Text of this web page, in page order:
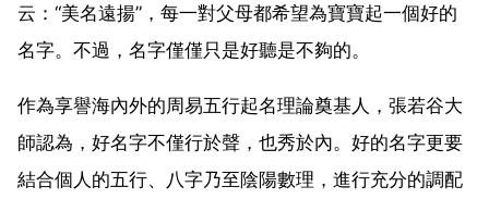
云：“美名遠揚”，每一對父母都希望為寶寶起一個好的
名字。不過，名字僅僅只是好聽是不夠的。
作為享譽海內外的周易五行起名理論奠基人，張若谷大
師認為，好名字不僅行於聲，也秀於內。好的名字更要
結合個人的五行、八字乃至陰陽數理，進行充分的調配